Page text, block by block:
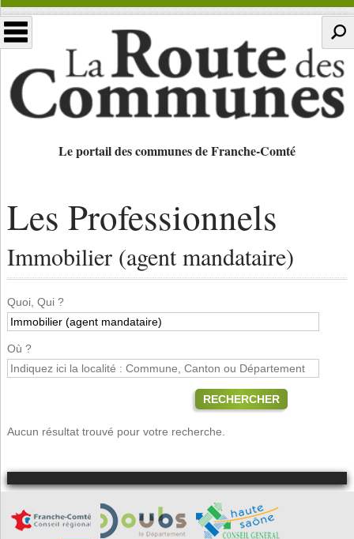
Le portail des communes de Franche-Comté
Les Professionnels
Immobilier (agent mandataire)
Quoi, Qui ?
Où ?
RECHERCHER
Aucun résultat trouvé pour votre recherche.